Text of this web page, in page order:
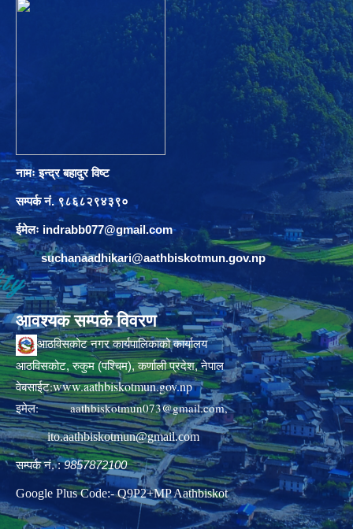
नामः इन्द्र बहादुर विष्ट
सम्पर्क नं. ९८६८२९४३९०
ईमेलः indrabb077@gmail.com
suchanaadhikari@aathbiskotmun.gov.np
आवश्यक सम्पर्क विवरण
आठविसकोट नगर कार्यपालिकाको कार्यालय
आठविसकोट, रुकुम (पश्चिम), कर्णाली प्रदेश, नेपाल
वेबसाईट:www.aathbiskotmun.gov.np
इमेल:aathbiskotmun073@gmail.com,
ito.aathbiskotmun@gmail.com
सम्पर्क नं. :9857872100
Google Plus Code:- Q9P2+MP Aathbiskot